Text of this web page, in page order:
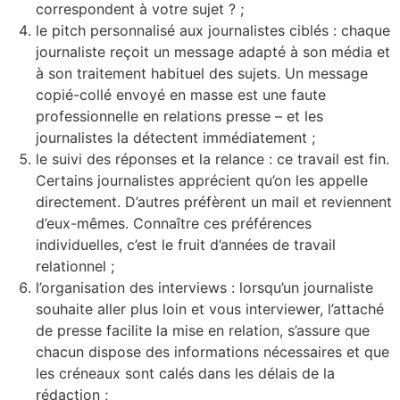
correspondent à votre sujet ? ;
le pitch personnalisé aux journalistes ciblés : chaque
journaliste reçoit un message adapté à son média et
à son traitement habituel des sujets. Un message
copié-collé envoyé en masse est une faute
professionnelle en relations presse – et les
journalistes la détectent immédiatement ;
le suivi des réponses et la relance : ce travail est fin.
Certains journalistes apprécient qu’on les appelle
directement. D’autres préfèrent un mail et reviennent
d’eux-mêmes. Connaître ces préférences
individuelles, c’est le fruit d’années de travail
relationnel ;
l’organisation des interviews : lorsqu’un journaliste
souhaite aller plus loin et vous interviewer, l’attaché
de presse facilite la mise en relation, s’assure que
chacun dispose des informations nécessaires et que
les créneaux sont calés dans les délais de la
rédaction ;